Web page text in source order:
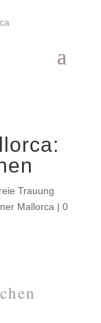
Trauung
Mallorca | 0